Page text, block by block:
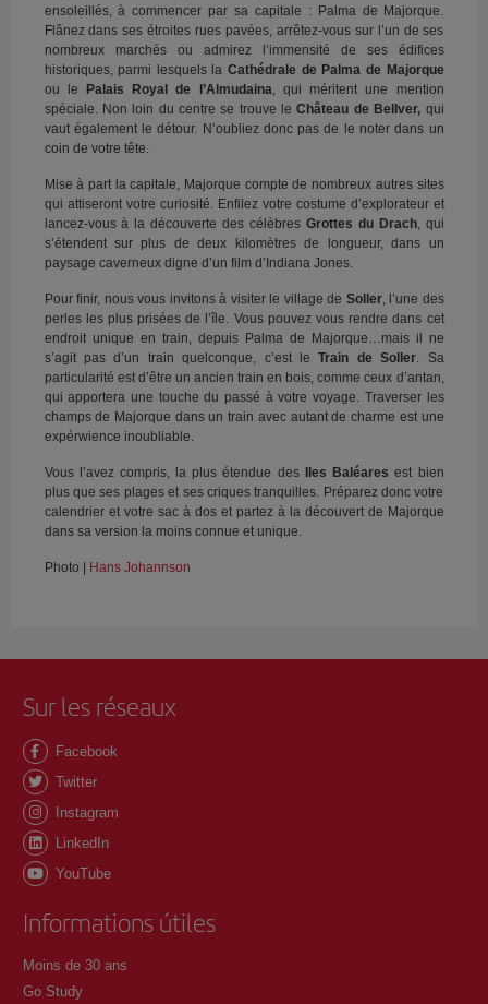
ensoleillés, à commencer par sa capitale : Palma de Majorque.
Flânez dans ses étroites rues pavées, arrêtez-vous sur l’un de ses
nombreux marchés ou admirez l’immensité de ses édifices
historiques, parmi lesquels la Cathédrale de Palma de Majorque
ou le Palais Royal de l’Almudaina , qui méritent une mention
spéciale. Non loin du centre se trouve leChâteau de Bellver, qui
vaut également le détour. N’oubliez donc pas de le noter dans un
coin de votre tête.
Mise à part la capitale, Majorque compte de nombreux autres sites
qui attiseront votre curiosité. Enfilez votre costume d’explorateur et
lancez-vous à la découverte des célèbres Grottes du Drach, qui
s’étendent sur plus de deux kilomètres de longueur, dans un
paysage caverneux digne d’un film d’Indiana Jones.
Pour finir, nous vous invitons à visiter le village de Soller, l’une des
perles les plus prisées de l’île. Vous pouvez vous rendre dans cet
endroit unique en train, depuis Palma de Majorque…mais il ne
s’agit pas d’un train quelconque, c’est leTrain de Soller . Sa
particularité est d’être un ancien train en bois, comme ceux d’antan,
qui apportera une touche du passé à votre voyage. Traverser les
champs de Majorque dans un train avec autant de charme est une
expérwience inoubliable.
Vous l’avez compris, la plus étendue des Iles Baléaresest bien
plus que ses plages et ses criques tranquilles. Préparez donc votre
calendrier et votre sac à dos et partez à la découvert de Majorque
dans sa version la moins connue et unique.
Photo | Hans Johannson
Sur les réseaux
Facebook
Twitter
Instagram
LinkedIn
YouTube
Informations útiles
Moins de 30 ans
Go Study